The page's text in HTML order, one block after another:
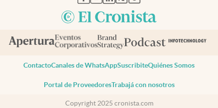
ContactoCanales de WhatsAppSuscribiteQuiénes Somos
Portal de ProveedoresTrabajá con nosotros
Copyright 2025 cronista.com